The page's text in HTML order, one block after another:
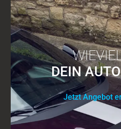
DEIN
Jetzt Angebot